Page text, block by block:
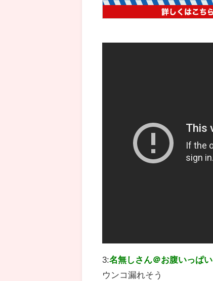
3:名無しさん＠お腹いっぱい
ウンコ漏れそう